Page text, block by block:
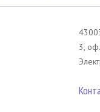
3,